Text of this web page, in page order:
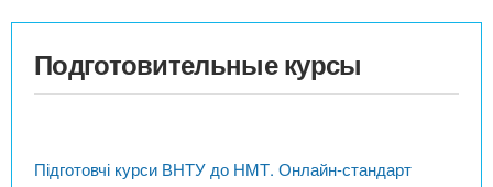
Подготовительные курсы
Підготовчі курси ВНТУ до НМТ. Онлайн-стандарт